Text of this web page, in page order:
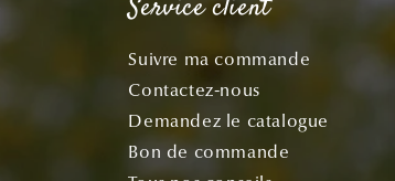
Service client
Suivre ma commande
Contactez-nous
Demandez le catalogue
Bon de commande